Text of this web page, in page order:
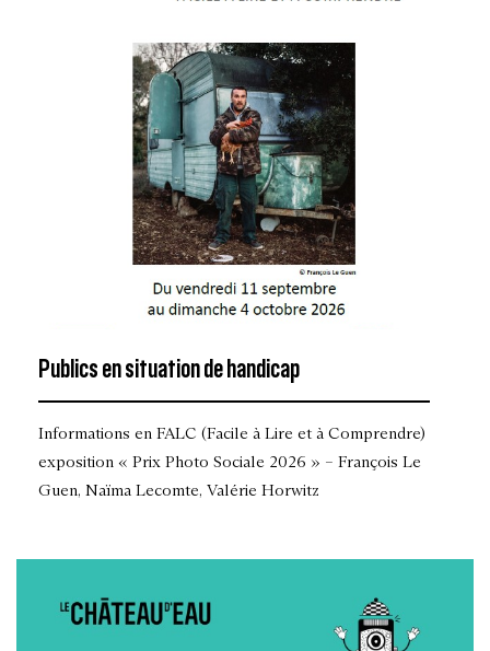
Informations en FALC (Facile à Lire et à Comprendre)
exposition « Prix Photo Sociale 2026 » – François Le
Guen, Naïma Lecomte, Valérie Horwitz
Publics en situation de handicap